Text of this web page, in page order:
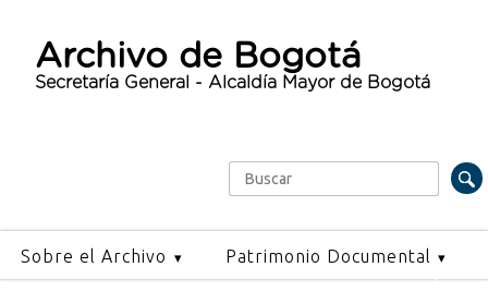
Archivo de Bogotá
Secretaría General - Alcaldía Mayor de Bogotá
Formulario de búsqueda
Buscar
Sobre el Archivo Patrimonio Documental